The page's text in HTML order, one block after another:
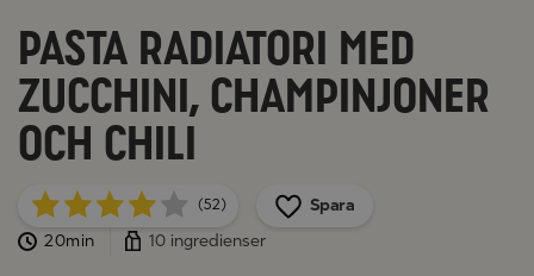
Pasta Radiatori med
zucchini, champinjoner
och chili
(52)
Spara
20min
10 ingredienser